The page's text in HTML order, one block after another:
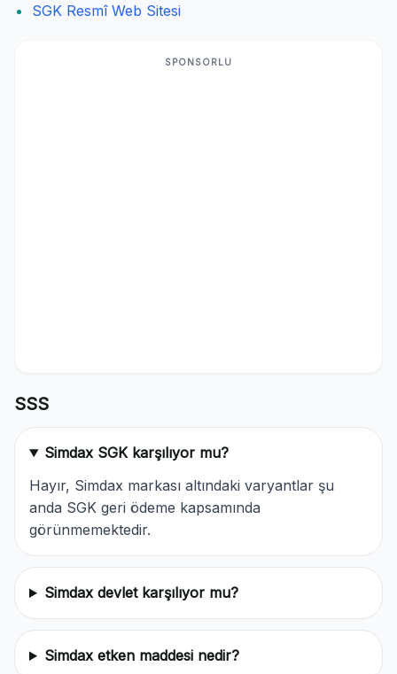
SGK Resmî Web Sitesi
SPONSORLU
SSS
Simdax SGK karşılıyor mu?
Hayır, Simdax markası altındaki varyantlar şu
anda SGK geri ödeme kapsamında
görünmemektedir.
Simdax devlet karşılıyor mu?
Simdax etken maddesi nedir?